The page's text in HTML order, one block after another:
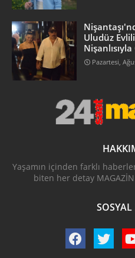
Uludüz
Pazartesi,
Yaşamın içinden farklı
biten her detay MAGAZİN